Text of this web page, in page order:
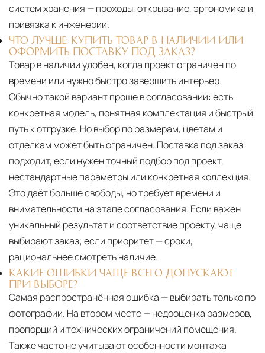
систем хранения — проходы, открывание, эргономика и
привязка к инженерии.
ЧТО ЛУЧШЕ: КУПИТЬ ТОВАР В НАЛИЧИИ ИЛИ
ОФОРМИТЬ ПОСТАВКУ ПОД ЗАКАЗ?
Товар в наличии удобен, когда проект ограничен по
времени или нужно быстро завершить интерьер.
Обычно такой вариант проще в согласовании: есть
конкретная модель, понятная комплектация и быстрый
путь к отгрузке. Но выбор по размерам, цветам и
отделкам может быть ограничен. Поставка под заказ
подходит, если нужен точный подбор под проект,
нестандартные параметры или конкретная коллекция.
Это даёт больше свободы, но требует времени и
внимательности на этапе согласования. Если важен
уникальный результат и соответствие проекту, чаще
выбирают заказ; если приоритет — сроки,
рациональнее смотреть наличие.
КАКИЕ ОШИБКИ ЧАЩЕ ВСЕГО ДОПУСКАЮТ
ПРИ ВЫБОРЕ?
Самая распространённая ошибка — выбирать только по
фотографии. На втором месте — недооценка размеров,
пропорций и технических ограничений помещения.
Также часто не учитывают особенности монтажа